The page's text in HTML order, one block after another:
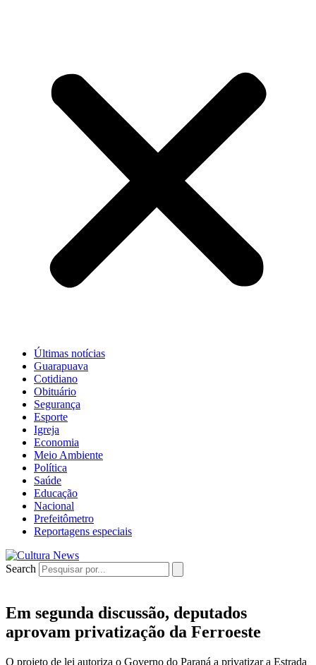
Últimas notícias
Guarapuava
Cotidiano
Obituário
Segurança
Esporte
Igreja
Economia
Meio Ambiente
Política
Saúde
Educação
Nacional
Prefeitômetro
Reportagens especiais
Search
Em segunda discussão, deputados
aprovam privatização da Ferroeste
O projeto de lei autoriza o Governo do Paraná a privatizar a Estrada